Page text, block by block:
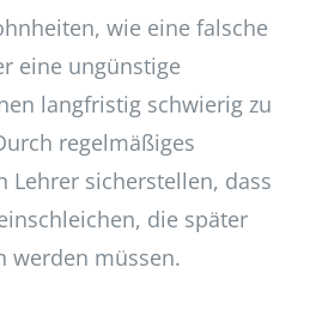
wie eine falsche
eine ungünstige
langfristig schwierig zu
regelmäßiges
Lehrer sicherstellen, dass
die später
werden müssen.